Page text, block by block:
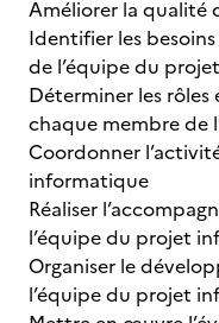
Améliorer la qualité
Identifier les
de l’équipe du
Déterminer les
chaque membre de
Coordonner
informatique
Réaliser
l’équipe du projet
Organiser le
l’équipe du projet